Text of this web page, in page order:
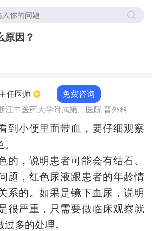
原因？
任医师 免费咨询
江中医药大学附属第二医院 普外科
到小便里面带血，要仔细观察
的，说明患者可能会有结石、
题，红色尿液跟患者的年龄情
系的。如果是镜下血尿，说明
很严重，只需要做临床观察就
多的处理。